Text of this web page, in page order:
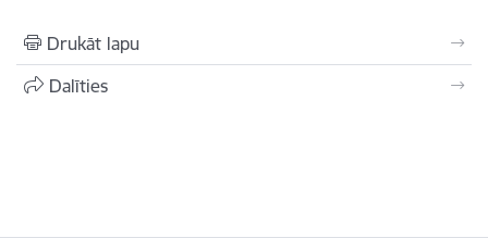
Drukāt lapu
Dalīties